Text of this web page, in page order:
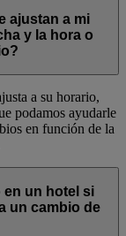
ajustan a mi
y la hora o
a su horario,
podamos ayudarle
en función de la
en un hotel si
un cambio de